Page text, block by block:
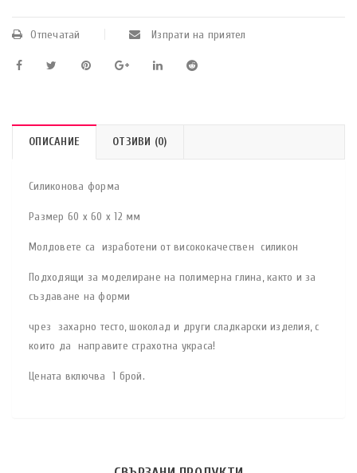
Отпечатай Изпрати на приятел
ОПИСАНИЕ ОТЗИВИ (0)
Силиконова форма
Размер 60 x 60 x 12 мм
Молдовете са изработени от висококачествен силикон
Подходящи за моделиране на полимерна глина, както и за
създаване на форми
чрез захарно тесто, шоколад и други сладкарски изделия, с
които да направите страхотна украса!
Цената включва 1 брой.